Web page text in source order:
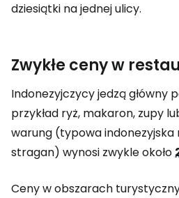
dziesiątki na jednej ulicy.
Zwykłe ceny w
Indonezyjczycy jedzą główny
przykład ryż, makaron, zupy
warung (typowa
stragan) wynosi zwykle około
Ceny w obszarach